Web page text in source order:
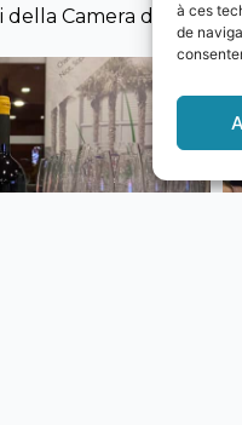
à ces
de
Camera di